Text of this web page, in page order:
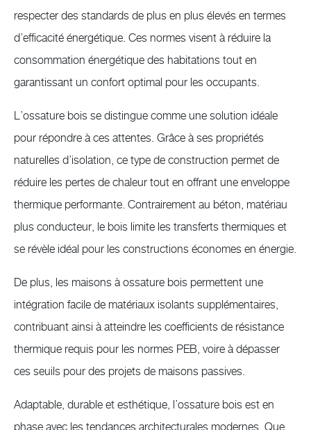
respecter des standards de plus en plus élevés en termes
d’efficacité énergétique. Ces normes visent à réduire la
consommation énergétique des habitations tout en
garantissant un confort optimal pour les occupants.
L’ossature bois se distingue comme une solution idéale
pour répondre à ces attentes. Grâce à ses propriétés
naturelles d’isolation, ce type de construction permet de
réduire les pertes de chaleur tout en offrant une enveloppe
thermique performante. Contrairement au béton, matériau
plus conducteur, le bois limite les transferts thermiques et
se révèle idéal pour les constructions économes en énergie.
De plus, les maisons à ossature bois permettent une
intégration facile de matériaux isolants supplémentaires,
contribuant ainsi à atteindre les coefficients de résistance
thermique requis pour les normes PEB, voire à dépasser
ces seuils pour des projets de maisons passives.
Adaptable, durable et esthétique, l’ossature bois est en
phase avec les tendances architecturales modernes. Que